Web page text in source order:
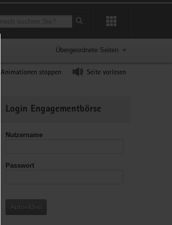
Suchbegriff
Suche starten
Übergeordnete Seiten
Animationen stoppen Seite vorlesen
Informationen
Login Engagementbörse
Nutzername
Passwort
Anmelden